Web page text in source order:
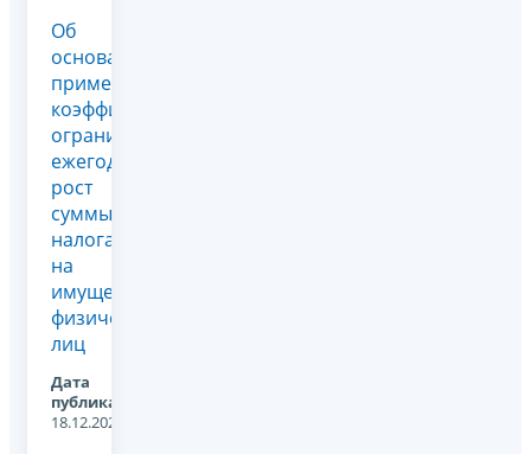
Об
основаниях
применения
коэффициента,
ограничивающего
ежегодный
рост
суммы
налога
на
имущество
физических
лиц
Дата
публикации:
18.12.2025